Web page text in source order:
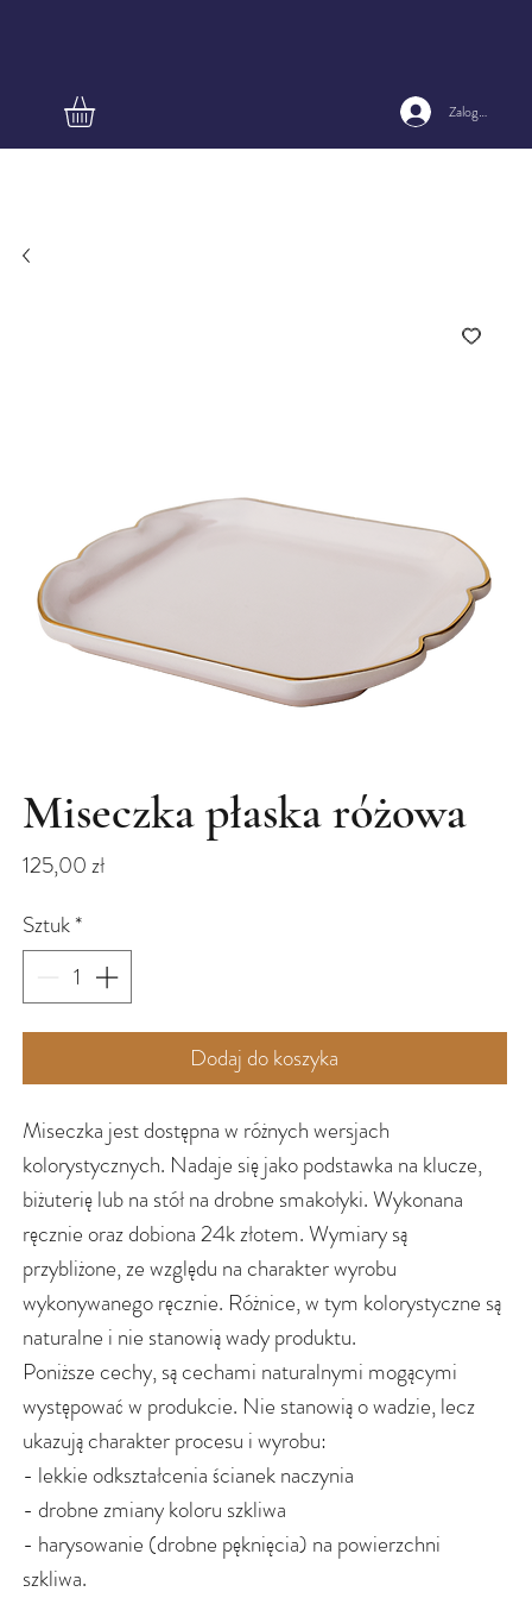
Zaloguj się
Miseczka płaska różowa
125,00 złCena
Sztuk *
Dodaj do koszyka
Miseczka jest dostępna w różnych wersjach
kolorystycznych. Nadaje się jako podstawka na klucze,
biżuterię lub na stół na drobne smakołyki. Wykonana
ręcznie oraz dobiona 24k złotem. Wymiary są
przybliżone, ze względu na charakter wyrobu
wykonywanego ręcznie. Różnice, w tym kolorystyczne są
naturalne i nie stanowią wady produktu.
Poniższe cechy, są cechami naturalnymi mogącymi
występować w produkcie. Nie stanowią o wadzie, lecz
ukazują charakter procesu i wyrobu:
- lekkie odkształcenia ścianek naczynia
- drobne zmiany koloru szkliwa
- harysowanie (drobne pęknięcia) na powierzchni
szkliwa.